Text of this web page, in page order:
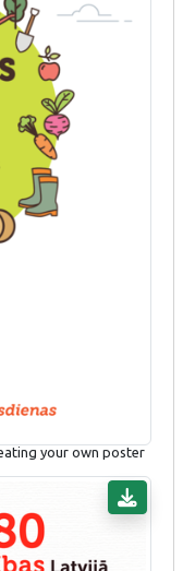
your own poster